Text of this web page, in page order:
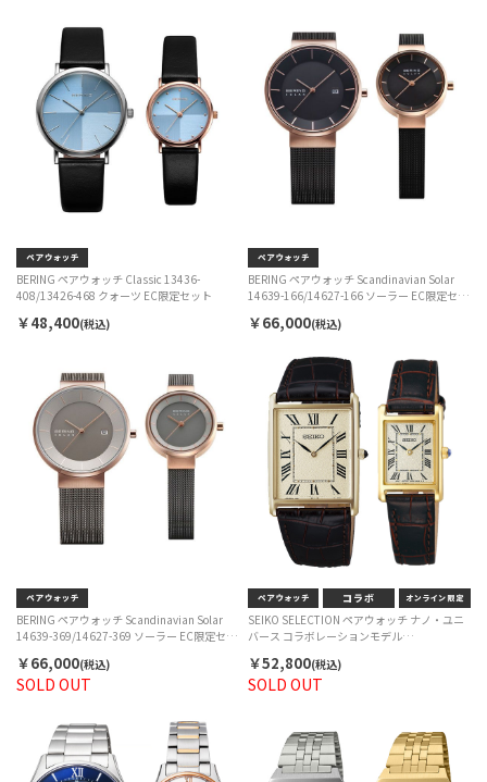
BERING ペアウォッチ Classic 13436-
408/13426-468 クォーツ EC限定セット
￥48,400(税込)
BERING ペアウォッチ Scandinavian Solar
14639-166/14627-166 ソーラー EC限定セッ
￥66,000(税込)
SOLD OUT
BERING ペアウォッチ Scandinavian Solar
14639-369/14627-369 ソーラー EC限定セッ
￥66,000(税込)
SOLD OUT
SEIKO SELECTION ペアウォッチ ナノ・ユニ
バース コラボレーションモデル
￥52,800(税込)